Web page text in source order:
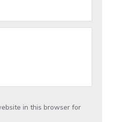
in this browser for